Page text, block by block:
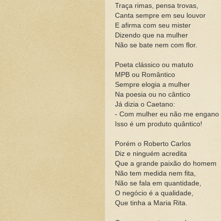
Traça rimas, pensa trovas,
Canta sempre em seu louvor
E afirma com seu mister
Dizendo que na mulher
Não se bate nem com flor.
Poeta clássico ou matuto
MPB ou Romântico
Sempre elogia a mulher
Na poesia ou no cântico
Já dizia o Caetano:
- Com mulher eu não me engano
Isso é um produto quântico!
Porém o Roberto Carlos
Diz e ninguém acredita
Que a grande paixão do homem
Não tem medida nem fita,
Não se fala em quantidade,
O negócio é a qualidade,
Que tinha a Maria Rita.